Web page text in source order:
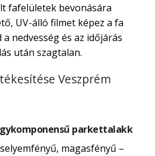
fafelületek bevonására
UV-álló filmet képez a fa
nedvesség és az időjárás
után szagtalan.
Veszprém
parkettalakk
magasfényű –